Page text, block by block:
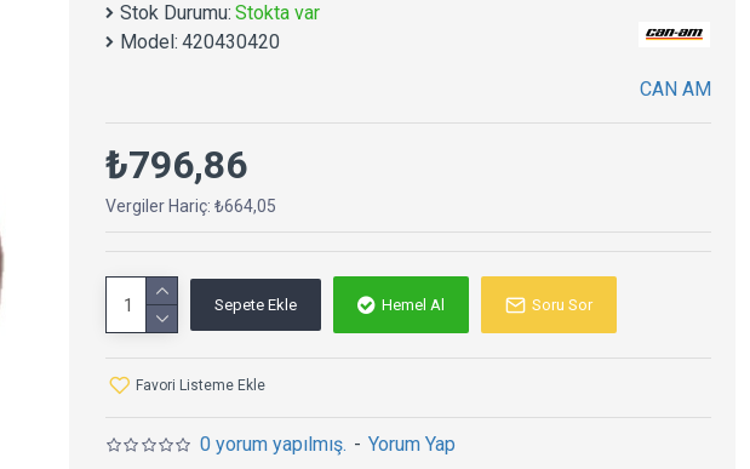
Stok Durumu: Stokta var
Model: 420430420
CAN AM
0 yorum yapılmış. - Yorum Yap
₺796,86
Vergiler Hariç: ₺664,05
Sepete Ekle Hemel Al Soru Sor
Favori Listeme Ekle